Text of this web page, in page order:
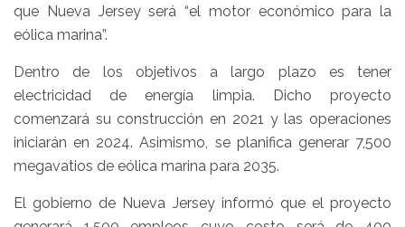
que Nueva Jersey será “el motor económico para la
eólica marina”.
Dentro de los objetivos a largo plazo es tener
electricidad de energía limpia. Dicho proyecto
comenzará su construcción en 2021 y las operaciones
iniciarán en 2024. Asimismo, se planifica generar 7,500
megavatios de eólica marina para 2035.
El gobierno de Nueva Jersey informó que el proyecto